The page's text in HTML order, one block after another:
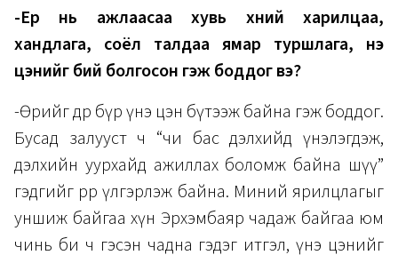
-Ер нь ажлаасаа хувь хүний харилцаа,
хандлага, соёл талдаа ямар туршлага, үнэ
цэнийг бий болгосон гэж боддог вэ?
-Өөрийгөө өдөр бүр үнэ цэн бүтээж байна гэж боддог.
Бусад залууст ч “чи бас дэлхийд үнэлэгдэж,
дэлхийн уурхайд ажиллах боломж байна шүү”
гэдгийг өөрөөрөө үлгэрлэж байна. Миний ярилцлагыг
уншиж байгаа хүн Эрхэмбаяр чадаж байгаа юм
чинь би ч гэсэн чадна гэдэг итгэл, үнэ цэнийг